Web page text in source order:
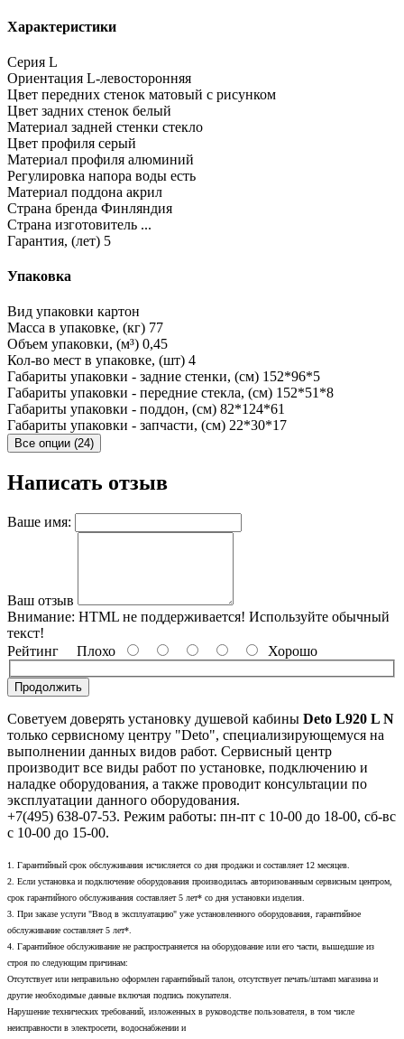
Характеристики
Серия L
Ориентация L-левосторонняя
Цвет передних стенок матовый с рисунком
Цвет задних стенок белый
Материал задней стенки стекло
Цвет профиля серый
Материал профиля алюминий
Регулировка напора воды есть
Материал поддона акрил
Страна бренда Финляндия
Страна изготовитель ...
Гарантия, (лет) 5
Упаковка
Вид упаковки картон
Масса в упаковке, (кг) 77
Объем упаковки, (м³) 0,45
Кол-во мест в упаковке, (шт) 4
Габариты упаковки - задние стенки, (см) 152*96*5
Габариты упаковки - передние стекла, (см) 152*51*8
Габариты упаковки - поддон, (см) 82*124*61
Габариты упаковки - запчасти, (см) 22*30*17
Все опции (24)
Написать отзыв
Ваше имя:
Ваш отзыв
Внимание: HTML не поддерживается! Используйте обычный
текст!
Рейтинг Плохо Хорошо
Продолжить
Советуем доверять установку душевой кабины Deto L920 L N
только сервисному центру "Deto", специализирующемуся на
выполнении данных видов работ. Сервисный центр
производит все виды работ по установке, подключению и
наладке оборудования, а также проводит консультации по
эксплуатации данного оборудования.
+7(495) 638-07-53. Режим работы: пн-пт с 10-00 до 18-00, сб-вс
с 10-00 до 15-00.
1. Гарантийный срок обслуживания исчисляется со дня продажи и составляет 12 месяцев.
2. Если установка и подключение оборудования производилась авторизованным сервисным центром,
срок гарантийного обслуживания составляет 5 лет* со дня установки изделия.
3. При заказе услуги "Ввод в эксплуатацию" уже установленного оборудования, гарантийное
обслуживание составляет 5 лет*.
4. Гарантийное обслуживание не распространяется на оборудование или его части, вышедшие из
строя по следующим причинам:
Отсутствует или неправильно оформлен гарантийный талон, отсутствует печать/штамп магазина и
другие необходимые данные включая подпись покупателя.
Нарушение технических требований, изложенных в руководстве пользователя, в том числе
неисправности в электросети, водоснабжении и